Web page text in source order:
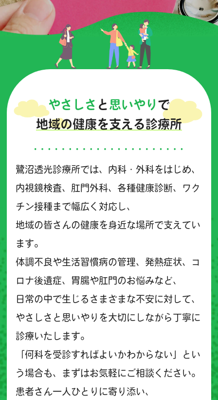
やさしさ と 思いやり で
地域の健康を支える診療所
鷺沼透光診療所では、内科・外科をはじめ、
内視鏡検査、肛門外科、各種健康診断、ワク
チン接種まで幅広く対応し、
地域の皆さんの健康を身近な場所で支えてい
ます。
体調不良や生活習慣病の管理、発熱症状、コ
ロナ後遺症、胃腸や肛門のお悩みなど、
日常の中で生じるさまざまな不安に対して、
やさしさと思いやりを大切にしながら丁寧に
診療いたします。
「何科を受診すればよいかわからない」とい
う場合も、まずはお気軽にご相談ください。
患者さん一人ひとりに寄り添い、